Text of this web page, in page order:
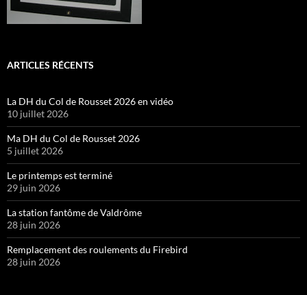
ARTICLES RÉCENTS
La DH du Col de Rousset 2026 en vidéo
10 juillet 2026
Ma DH du Col de Rousset 2026
5 juillet 2026
Le printemps est terminé
29 juin 2026
La station fantôme de Valdrôme
28 juin 2026
Remplacement des roulements du Firebird
28 juin 2026